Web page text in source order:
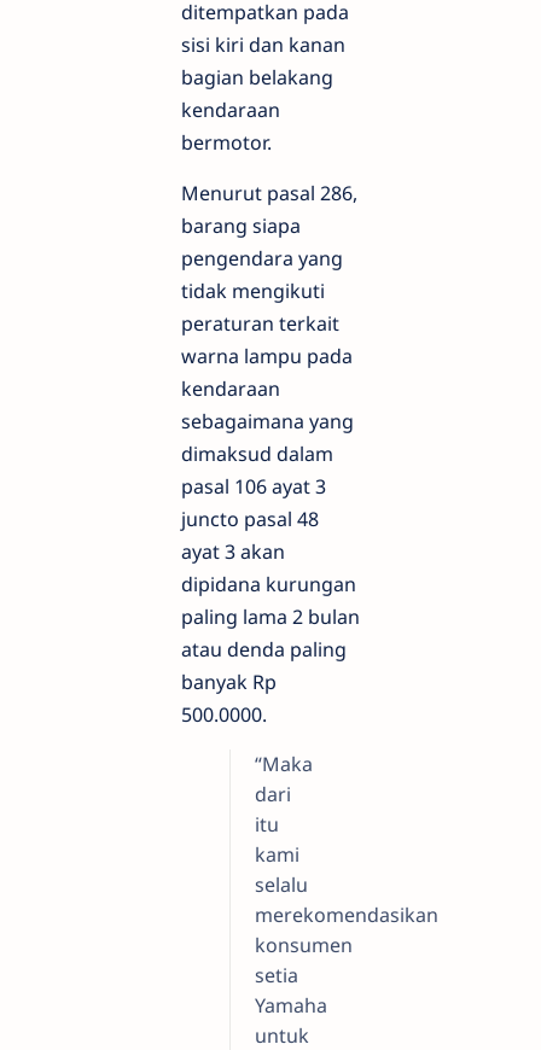
ditempatkan pada
sisi kiri dan kanan
bagian belakang
kendaraan
bermotor.
Menurut pasal 286,
barang siapa
pengendara yang
tidak mengikuti
peraturan terkait
warna lampu pada
kendaraan
sebagaimana yang
dimaksud dalam
pasal 106 ayat 3
juncto pasal 48
ayat 3 akan
dipidana kurungan
paling lama 2 bulan
atau denda paling
banyak Rp
500.0000.
“Maka
dari
itu
kami
selalu
merekomendasikan
konsumen
setia
Yamaha
untuk